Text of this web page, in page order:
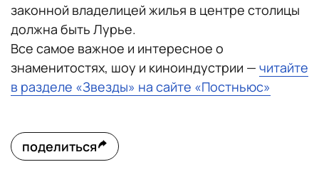
законной владелицей жилья в центре столицы
должна быть Лурье.
Все самое важное и интересное о
знаменитостях, шоу и киноиндустрии — читайте
в разделе «Звезды» на сайте «Постньюс»
поделиться